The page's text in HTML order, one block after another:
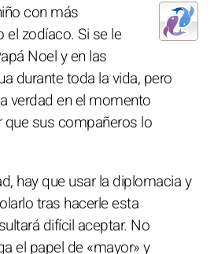
con más
zodíaco. Si se le
Noel y en las
durante toda la vida, pero
verdad en el momento
sus compañeros lo
hay que usar la diplomacia y
tras hacerle esta
difícil aceptar. No
el papel de «mayor» y